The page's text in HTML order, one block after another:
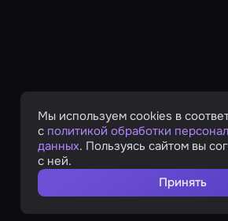
Мы используем cookies в
с политикой обработки
данных. Пользуясь сайтом вы
с ней.
Принять